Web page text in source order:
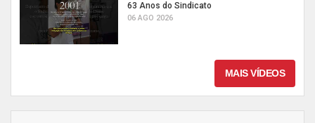
63 Anos do Sindicato
06 AGO 2026
MAIS VÍDEOS